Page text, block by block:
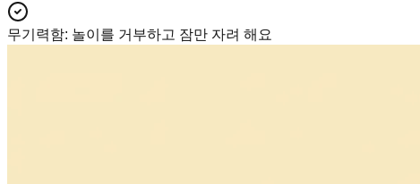
무기력함: 놀이를 거부하고 잠만 자려 해요